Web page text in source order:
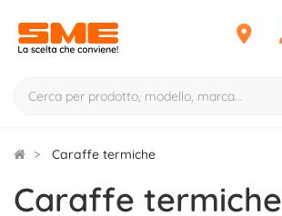
Caraffe termiche
Caraffe termiche